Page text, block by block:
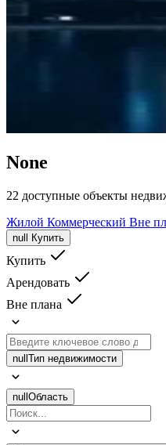
None
22 доступные объекты
Жилой Коммерческий Вне
null Купить
Купить
Арендовать
Вне плана
null Тип недвижимости
null Область